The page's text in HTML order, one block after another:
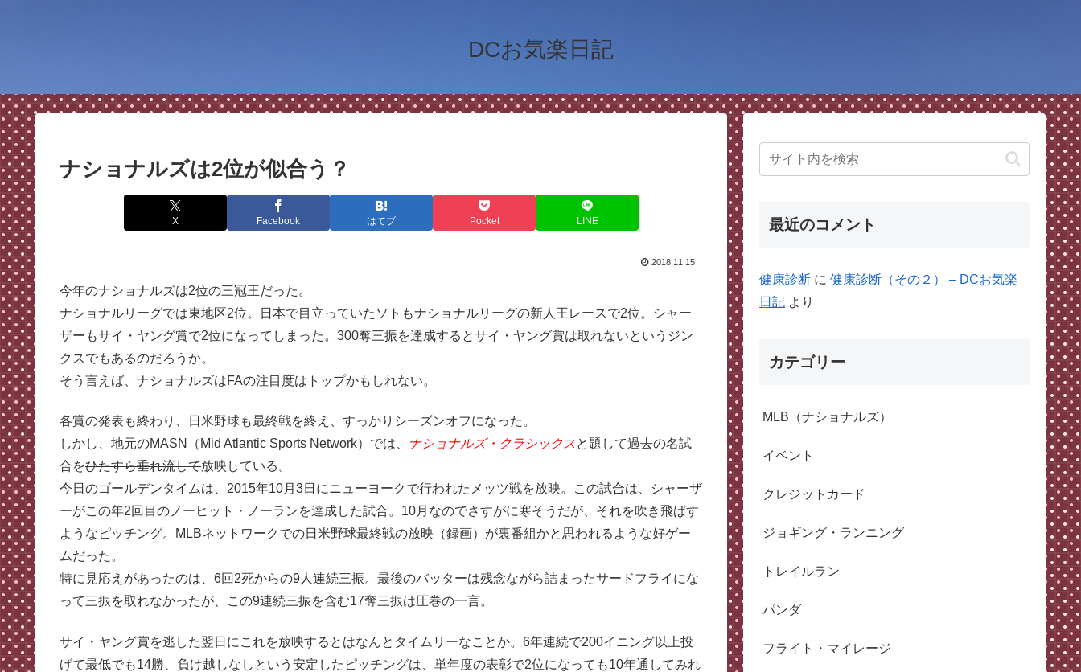
DCお気楽日記
ナショナルズは2位が似合う？
X Facebook はてブ Pocket LINE
2018.11.15
今年のナショナルズは2位の三冠王だった。
ナショナルリーグでは東地区2位。日本で目立っていたソトもナショナルリーグの新人王レースで2位。シャー
ザーもサイ・ヤング賞で2位になってしまった。300奪三振を達成するとサイ・ヤング賞は取れないというジン
クスでもあるのだろうか。
そう言えば、ナショナルズはFAの注目度はトップかもしれない。
各賞の発表も終わり、日米野球も最終戦を終え、すっかりシーズンオフになった。
しかし、地元のMASN（Mid Atlantic Sports Network）では、
ナショナルズ・クラシックスと題して過去の名試
合をひたすら垂れ流して放映している。
今日のゴールデンタイムは、2015年10月3日にニューヨークで行われたメッツ戦を放映。この試合は、シャーザ
ーがこの年2回目のノーヒット・ノーランを達成した試合。10月なのでさすがに寒そうだが、それを吹き飛ばす
ようなピッチング。MLBネットワークでの日米野球最終戦の放映（録画）が裏番組かと思われるような好ゲー
ムだった。
特に見応えがあったのは、6回2死からの9人連続三振。最後のバッターは残念ながら詰まったサードフライにな
って三振を取れなかったが、この9連続三振を含む17奪三振は圧巻の一言。
サイ・ヤング賞を逃した翌日にこれを放映するとはなんとタイムリーなことか。6年連続で200イニング以上投
げて最低でも14勝、負け越しなしという安定したピッチングは、単年度の表彰で2位になっても10年通してみれ
最近のコメント
健康診断 に 健康診断（その２） – DCお気楽
日記 より
カテゴリー
MLB（ナショナルズ）
イベント
クレジットカード
ジョギング・ランニング
トレイルラン
パンダ
フライト・マイレージ